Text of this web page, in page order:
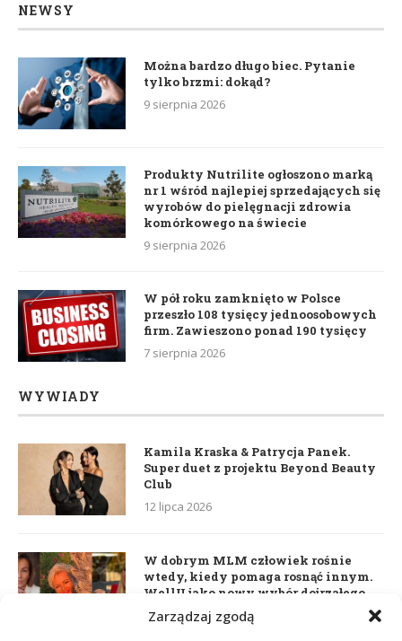
Zarządzaj zgodą
NEWSY
Można bardzo długo biec. Pytanie
tylko brzmi: dokąd?
9 sierpnia 2026
Produkty Nutrilite ogłoszono marką
nr 1 wśród najlepiej sprzedających się
wyrobów do pielęgnacji zdrowia
komórkowego na świecie
9 sierpnia 2026
W pół roku zamknięto w Polsce
przeszło 108 tysięcy jednoosobowych
firm. Zawieszono ponad 190 tysięcy
7 sierpnia 2026
WYWIADY
Kamila Kraska & Patrycja Panek.
Super duet z projektu Beyond Beauty
Club
12 lipca 2026
W dobrym MLM człowiek rośnie
wtedy, kiedy pomaga rosnąć innym.
WellU jako nowy wybór dojrzałego